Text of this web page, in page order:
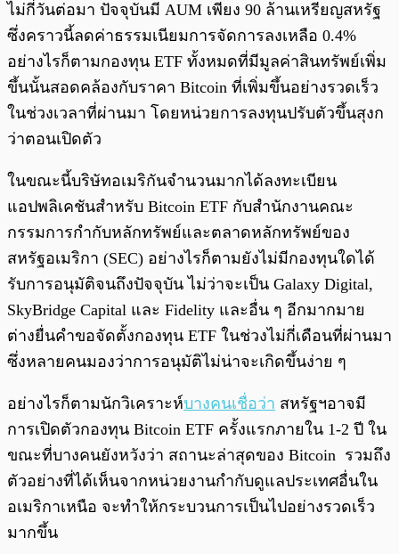
ไม่กี่วันต่อมา ปัจจุบันมี AUM เพียง 90 ล้านเหรียญสหรัฐ
ซึ่งคราวนี้ลดค่าธรรมเนียมการจัดการลงเหลือ 0.4%
อย่างไรก็ตามกองทุน ETF ทั้งหมดที่มีมูลค่าสินทรัพย์เพิ่ม
ขึ้นนั้นสอดคล้องกับราคา Bitcoin ที่เพิ่มขึ้นอย่างรวดเร็ว
ในช่วงเวลาที่ผ่านมา โดยหน่วยการลงทุนปรับตัวขึ้นสุงก
ว่าตอนเปิดตัว
ในขณะนี้บริษัทอเมริกันจำนวนมากได้ลงทะเบียน
แอปพลิเคชันสำหรับ Bitcoin ETF กับสำนักงานคณะ
กรรมการกำกับหลักทรัพย์และตลาดหลักทรัพย์ของ
สหรัฐอเมริกา (SEC) อย่างไรก็ตามยังไม่มีกองทุนใดได้
รับการอนุมัติจนถึงปัจจุบัน ไม่ว่าจะเป็น Galaxy Digital,
SkyBridge Capital และ Fidelity และอื่น ๆ อีกมากมาย
ต่างยื่นคำขอจัดตั้งกองทุน ETF ในช่วงไม่กี่เดือนที่ผ่านมา
ซึ่งหลายคนมองว่าการอนุมัติไม่น่าจะเกิดขึ้นง่าย ๆ
อย่างไรก็ตามนักวิเคราะห์บางคนเชื่อว่า สหรัฐฯอาจมี
การเปิดตัวกองทุน Bitcoin ETF ครั้งแรกภายใน 1-2 ปี ใน
ขณะที่บางคนยังหวังว่า สถานะล่าสุดของ Bitcoin รวมถึง
ตัวอย่างที่ได้เห็นจากหน่วยงานกำกับดูแลประเทศอื่นใน
อเมริกาเหนือ จะทำให้กระบวนการเป็นไปอย่างรวดเร็ว
มากขึ้น